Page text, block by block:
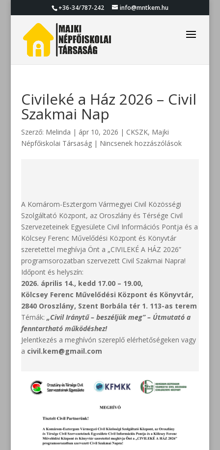
+36-34/787-242 info@mntkem.hu
Civileké a Ház 2026 – Civil
Szakmai Nap
Szerző: Melinda | ápr 10, 2026 | CKSZK, Majki
Népfőiskolai Társaság| Nincsenek hozzászólások
A Komárom-Esztergom Vármegyei Civil Közösségi
Szolgáltató Központ, az Oroszlány és Térsége Civil
Szervezeteinek Egyesülete Civil Információs Pontja és a
Kölcsey Ferenc Művelődési Központ és Könyvtár
szeretettel meghívja Önt a „CIVILEKÉ A HÁZ 2026”
programsorozatban szervezett Civil Szakmai Napra!
Időpont és helyszín:
2026. április 14., kedd 17.00 – 19.00,
Kölcsey Ferenc Művelődési Központ és Könyvtár,
2840 Oroszlány, Szent Borbála tér 1. 113-as terem
Témák: „Civil Iránytű – beszéljük meg” – Útmutató a
fenntartható működéshez!
Jelentkezés a meghívón szereplő elérhetőségeken vagy
a civil.kem@gmail.com